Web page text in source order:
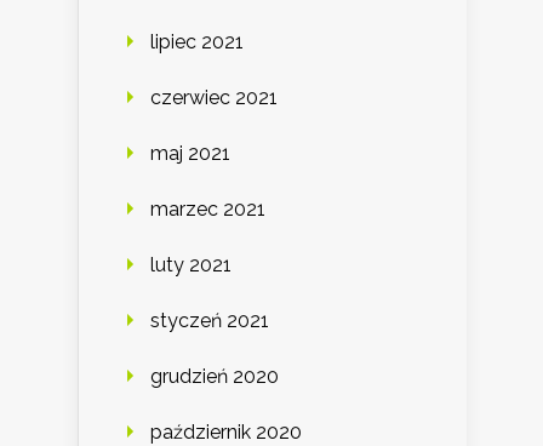
lipiec 2021
czerwiec 2021
maj 2021
marzec 2021
luty 2021
styczeń 2021
grudzień 2020
październik 2020